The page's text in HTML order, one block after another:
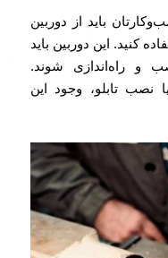
باید از دوربین
کنید. این دوربین باید
و راه‌اندازی شوند.
نصب تابلو، وجود این